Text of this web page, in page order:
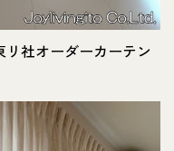
社オーダーカーテン